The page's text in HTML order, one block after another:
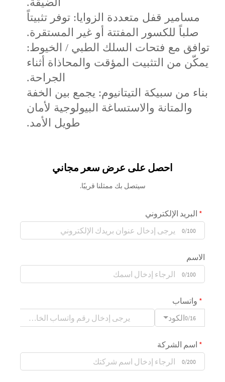
مسامير قفل متعددة الزوايا: توفر تثبيتاً
صلباً للكسور المفتتة أو غير المستقرة.
توافق مع فتحات السلك الطبي / الخيوط:
يمكّن من التثبيت المؤقت والمحاذاة أثناء
الجراحة.
بناء من سبيكة التيتانيوم: يجمع بين الخفة
والمتانة والاستساغة البيولوجية لأمان
طويل الأمد.
احصل على عرض سعر مجاني
سيتصل بك ممثلنا قريبًا.
البريد الإلكتروني
0/100
الاسم
0/100
واتساب
الكود0/16
اسم الشركة
0/200